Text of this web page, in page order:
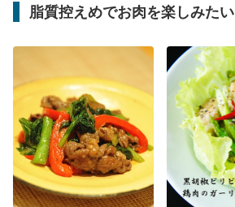
脂質控えめでお肉を楽しみたい